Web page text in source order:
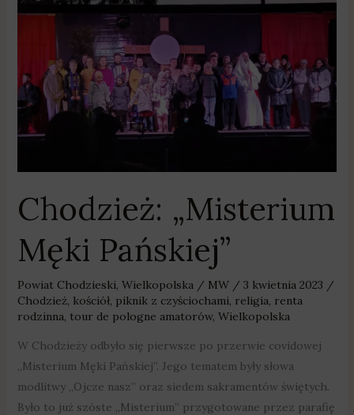
Chodzież: „Misterium
Męki Pańskiej”
Powiat Chodzieski, Wielkopolska/ MW / 3 kwietnia 2023 /
Chodzież, kościół, piknik z czyściochami, religia, renta
rodzinna, tour de pologne amatorów, Wielkopolska
W Chodzieży odbyło się pierwsze po przerwie covidowej
„Misterium Męki Pańskiej”. Jego tematem były słowa
modlitwy „Ojcze nasz” oraz siedem sakramentów świętych.
Było to już szóste „Misterium” przygotowane przez parafię
Pańskiej”